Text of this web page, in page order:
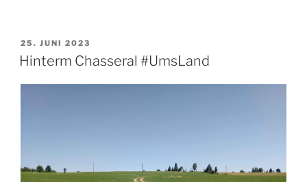
VERÖFFENTLICHT
AM
25. JUNI 2023
Hinterm Chasseral #UmsLand